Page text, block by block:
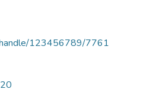
handle/123456789/7761